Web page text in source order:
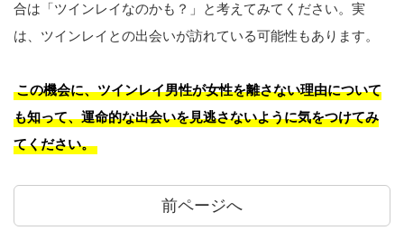
合は「ツインレイなのかも？」と考えてみてください。実
は、ツインレイとの出会いが訪れている可能性もあります。
この機会に、ツインレイ男性が女性を離さない理由について
も知って、運命的な出会いを見逃さないように気をつけてみ
てください。
前ページへ